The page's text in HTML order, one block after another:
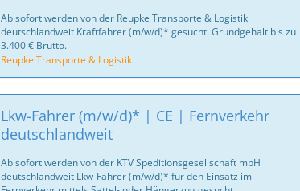
Ab sofort werden von der Reupke Transporte & Logistik
deutschlandweit Kraftfahrer (m/w/d)* gesucht. Grundgehalt bis zu
3.400 € Brutto.
Reupke Transporte & Logistik
Lkw-Fahrer (m/w/d)* | CE | Fernverkehr
deutschlandweit
Ab sofort werden von der KTV Speditionsgesellschaft mbH
deutschlandweit Lkw-Fahrer (m/w/d)* für den Einsatz im